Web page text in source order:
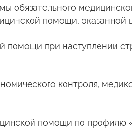
обязательного
помощи, оказанной
помощи при наступлении
контроля,
помощи по профилю